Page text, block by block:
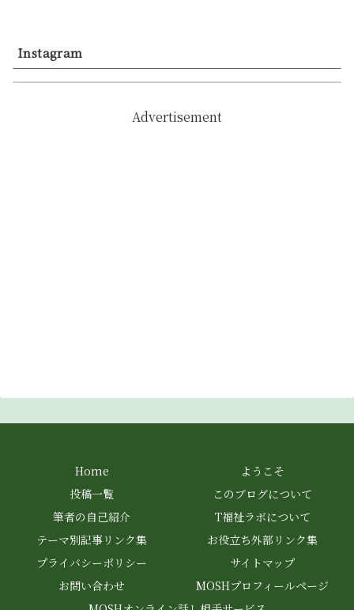
Instagram
Advertisement
Home
ようこそ
投稿一覧
このブログについて
筆者の自己紹介
T福祉ラボについて
テーマ別記事リンク集
お役立ち外部リンク集
プライバシーポリシー
サイトマップ
お問い合わせ
MOSHプロフィールページ